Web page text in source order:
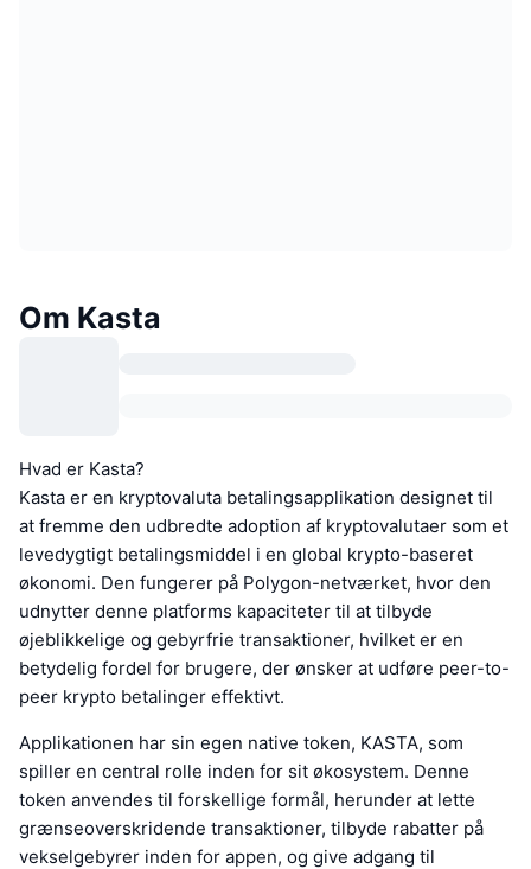
Om Kasta
Hvad er Kasta?
Kasta er en kryptovaluta betalingsapplikation designet til
at fremme den udbredte adoption af kryptovalutaer som et
levedygtigt betalingsmiddel i en global krypto-baseret
økonomi. Den fungerer på Polygon-netværket, hvor den
udnytter denne platforms kapaciteter til at tilbyde
øjeblikkelige og gebyrfrie transaktioner, hvilket er en
betydelig fordel for brugere, der ønsker at udføre peer-to-
peer krypto betalinger effektivt.
Applikationen har sin egen native token, KASTA, som
spiller en central rolle inden for sit økosystem. Denne
token anvendes til forskellige formål, herunder at lette
grænseoverskridende transaktioner, tilbyde rabatter på
vekselgebyrer inden for appen, og give adgang til